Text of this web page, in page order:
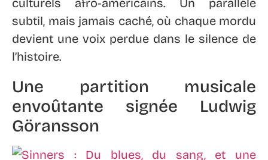
culturels afro-américains. Un parallèle
subtil, mais jamais caché, où chaque mordu
devient une voix perdue dans le silence de
l’histoire.
Une partition musicale
envoûtante signée Ludwig
Göransson